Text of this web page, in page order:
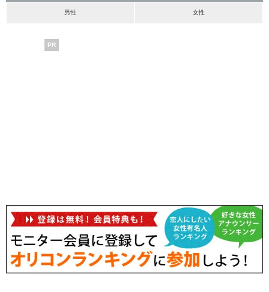
男性 女性
PR